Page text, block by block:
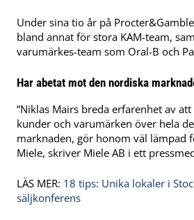
Under sina tio år på
bland annat för stora KAM-team,
varumärkes-team som Oral-B och
Har abetat mot den nordiska
”Niklas Mairs breda erfarenhet av
kunder och varumärken över hela
marknaden, gör honom väl lämpad
Miele, skriver Miele AB i ett
LÄS MER: 18 tips: Unika lokaler i
säljkonferens